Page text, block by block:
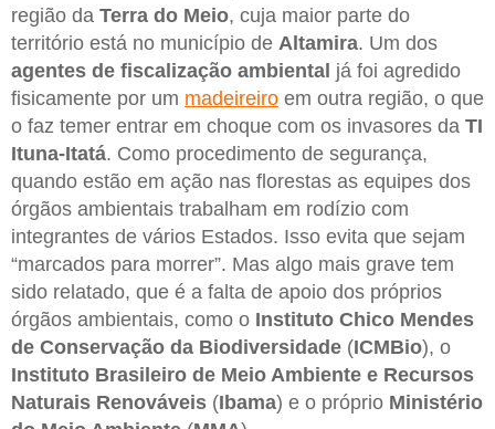
região da Terra do Meio, cuja maior parte do
território está no município de Altamira. Um dos
agentes de fiscalização ambiental já foi agredido
fisicamente por um madeireiro em outra região, o que
o faz temer entrar em choque com os invasores da TI
Ituna-Itatá. Como procedimento de segurança,
quando estão em ação nas florestas as equipes dos
órgãos ambientais trabalham em rodízio com
integrantes de vários Estados. Isso evita que sejam
“marcados para morrer”. Mas algo mais grave tem
sido relatado, que é a falta de apoio dos próprios
órgãos ambientais, como o Instituto Chico Mendes
de Conservação da Biodiversidade (ICMBio), o
Instituto Brasileiro de Meio Ambiente e Recursos
Naturais Renováveis (Ibama) e o próprio Ministério